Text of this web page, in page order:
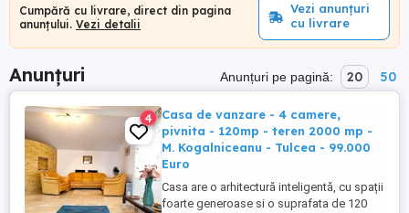
Cumpără cu livrare, direct din pagina
anunțului. Vezi detalii
Vezi anunțuri
cu livrare
Anunțuri Anunțuri pe pagină: 20 50
4
Casa de vanzare - 4 camere,
pivnita - 120mp - teren 2000 mp -
M. Kogalniceanu - Tulcea - 99.000
Euro
Casa are o arhitectură inteligentă, cu spații
foarte generoase si o suprafata de 120